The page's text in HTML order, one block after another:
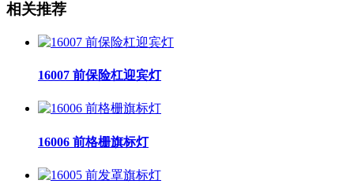
相关推荐
16007 前保险杠迎宾灯
16006 前格栅旗标灯